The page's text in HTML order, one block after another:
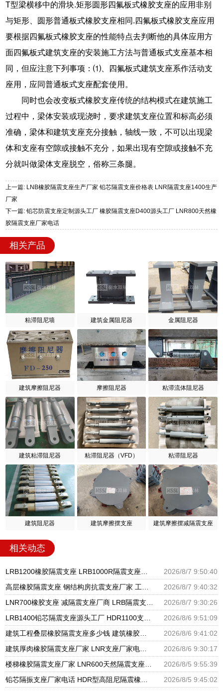
T型梁横移中的滑块.矩形圆形四氟板式橡胶支座的应用非别
与矩形、圆形普通板式橡胶支座相同.四氟板式橡胶支座应用
要根据四氟板式橡胶支座的性能特点去判断他的具体应用方
面四氟板式建筑支座的安装施工方法与普通板式支座基本相
同，但应注意下列事项：⑴、四氟板式建筑支座系作活动支
座用，应同普通板式支座配套使用。
同时也会改变板式橡胶支座传统的结构模式在建筑施工
过程中，梁体安装或现浇时，要求建筑支座位置和标高必须
准确，梁体和建筑支座充分接触，轴线一致，不可以出现梁
体和支座有空隙或接触不充分，如果出现有空隙或接触不充
分就叫做梁体支座脱空，俗称三条腿。
上一篇: LNB橡胶隔震支座生产厂家 铅芯隔震支座价格表 LNR隔震支座1400生产
厂家
下一篇: 铅芯防震支座定制源头工厂 橡胶隔震支座D400源头工厂 LNR800天然橡
胶隔震支座厂家电话
相关产品
粘滞阻尼墙 建筑金属阻尼器 金属阻尼器
建筑摩擦阻尼器 摩擦阻尼器 粘滞流体阻尼器
建筑粘滞阻尼器 粘滞阻尼器（VFD） 粘滞阻尼器
建筑阻尼器 建筑摩擦摆支座 建筑摩擦摆减隔震支座
相关动态
2026/8/7 9:50:40
2026/8/7 9:40:32
2026/8/7 9:30:26
2026/8/6 9:51:09
2026/8/6 9:41:02
2026/8/6 9:30:17
2026/8/5 9:55:39
2026/8/5 9:45:02